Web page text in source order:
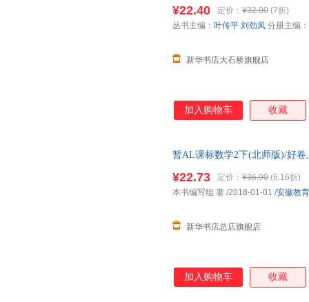
询：13284178503
¥22.40 定价： ¥32.00 (7折)
新华书店大石桥旗舰店
丛书主编： 叶传平 刘劲凤 分册主编：
加入购物车 收藏
暂AL课标数学2下(北师版)/好
13284178503
¥22.73 定价： ¥36.90 (6.16折)
新华书店总店旗舰店
本书编写组 著 /2018-01-01 /安徽教
加入购物车 收藏